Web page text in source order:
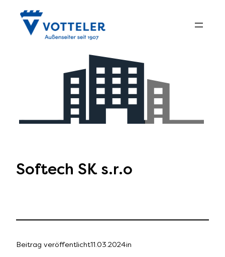
Inhalt
springen
Softech SK s.r.o
Beitrag veröffentlicht11.03.2024in